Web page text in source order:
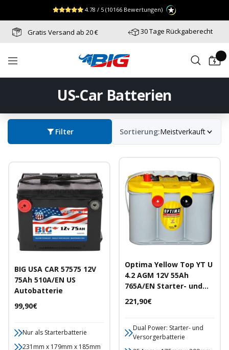
Zum Menü springen
Fußzeile springen
Barrierefreiheits-Widget öffnen
Inhalt
4.78 / 5 (10166 Bewertungen)
Gratis Versand ab 20 € 30 Tage Rückgaberecht
Navigation
Batterie-
US-Car Batterien
Filter Sortierung:Meistverkauft
BIG USA CAR 57575 12V
75Ah 510A/EN US
Autobatterie
Angebotspreis
99,90€
Nur als Starterbatterie
231mm x 179mm x 185mm
Optima Yellow Top YT U
4.2 AGM 12V 55Ah
765A/EN Starter- und
Versorgerbatterie
Angebotspreis
221,90€
Dual Power: Starter- und
Versorgerbatterie